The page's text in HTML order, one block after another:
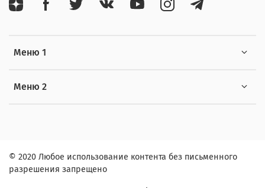
Меню 1
Меню 2
© 2020 Любое использование контента без письменного
разрешения запрещено